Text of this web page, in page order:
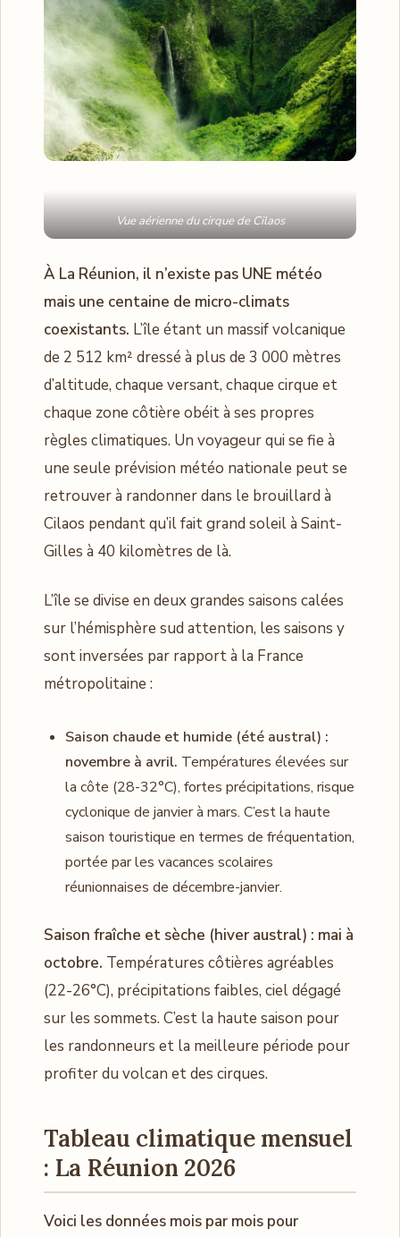
Vue aérienne du cirque de Cilaos
À La Réunion, il n’existe pas UNE météo
mais une centaine de micro-climats
coexistants. L’île étant un massif volcanique
de 2 512 km² dressé à plus de 3 000 mètres
d’altitude, chaque versant, chaque cirque et
chaque zone côtière obéit à ses propres
règles climatiques. Un voyageur qui se fie à
une seule prévision météo nationale peut se
retrouver à randonner dans le brouillard à
Cilaos pendant qu’il fait grand soleil à Saint-
Gilles à 40 kilomètres de là.
L’île se divise en deux grandes saisons calées
sur l’hémisphère sud attention, les saisons y
sont inversées par rapport à la France
métropolitaine :
Saison chaude et humide (été austral) :
novembre à avril. Températures élevées sur
la côte (28-32°C), fortes précipitations, risque
cyclonique de janvier à mars. C’est la haute
saison touristique en termes de fréquentation,
portée par les vacances scolaires
réunionnaises de décembre-janvier.
Saison fraîche et sèche (hiver austral) : mai à
octobre. Températures côtières agréables
(22-26°C), précipitations faibles, ciel dégagé
sur les sommets. C’est la haute saison pour
les randonneurs et la meilleure période pour
profiter du volcan et des cirques.
Tableau climatique mensuel
: La Réunion 2026
Voici les données mois par mois pour